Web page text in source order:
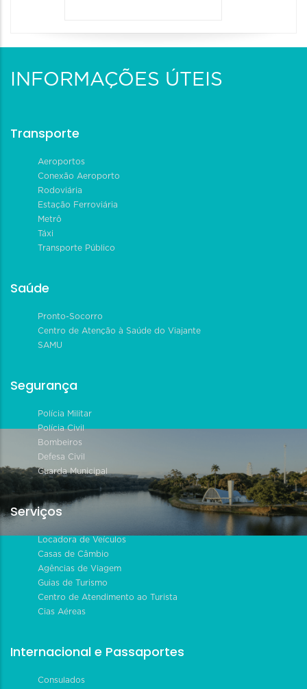
INFORMAÇÕES ÚTEIS
Transporte
Aeroportos
Conexão Aeroporto
Rodoviária
Estação Ferroviária
Metrô
Táxi
Transporte Público
Saúde
Pronto-Socorro
Centro de Atenção à Saúde do Viajante
SAMU
Segurança
Polícia Militar
Polícia Civil
Bombeiros
Defesa Civil
Guarda Municipal
Serviços
Locadora de Veículos
Casas de Câmbio
Agências de Viagem
Guias de Turismo
Centro de Atendimento ao Turista
Cias Aéreas
Internacional e Passaportes
Consulados